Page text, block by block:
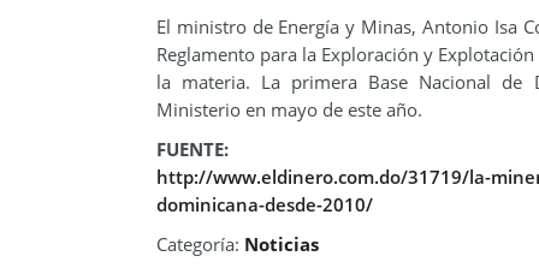
El ministro de Energía y Minas, Antonio Isa
Reglamento para la Exploración y
la materia. La primera Base Nacional de
Ministerio en mayo de este año.
FUENTE:
http://www.eldinero.com.do/31719/la-
dominicana-desde-2010/
Categoría: Noticias